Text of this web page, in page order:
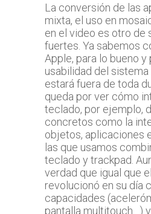
La conversión de las
mixta, el uso en
en el video es otro de
fuertes. Ya sabemos
Apple, para lo bueno y
usabilidad del
estará fuera de toda
queda por ver cómo
teclado, por ejemplo,
concretos como la
objetos, aplicaciones
las que usamos
teclado y trackpad.
verdad que igual que
revolucionó en su día
capacidades
pantalla multitouch…)